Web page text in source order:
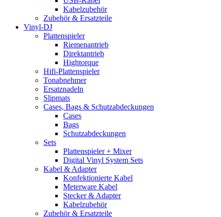
Kabelzubehör
Zubehör & Ersatzteile
Vinyl-DJ
Plattenspieler
Riemenantrieb
Direktantrieb
Hightorque
Hifi-Plattenspieler
Tonabnehmer
Ersatznadeln
Slipmats
Cases, Bags & Schutzabdeckungen
Cases
Bags
Schutzabdeckungen
Sets
Plattenspieler + Mixer
Digital Vinyl System Sets
Kabel & Adapter
Konfektionierte Kabel
Meterware Kabel
Stecker & Adapter
Kabelzubehör
Zubehör & Ersatzteile